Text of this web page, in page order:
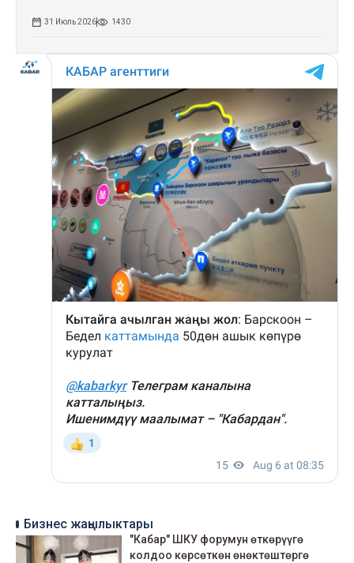
31 Июль 2026 1430
Бизнес жаңылыктары
"Кабар" ШКУ форумун өткөрүүгө
колдоо көрсөткөн өнөктөштөргө